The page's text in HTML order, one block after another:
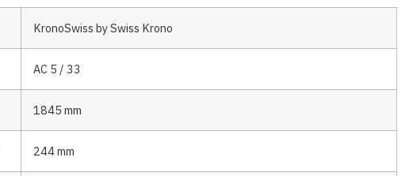
KronoSwiss by Swiss Krono
AC 5 / 33
1845 mm
244 mm